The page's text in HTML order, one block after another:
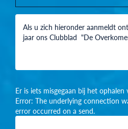
Als u zich hieronder aanmeldt
jaar ons Clubblad "De
Er is iets misgegaan bij het
Error: The underlying connection
error occurred on a send.